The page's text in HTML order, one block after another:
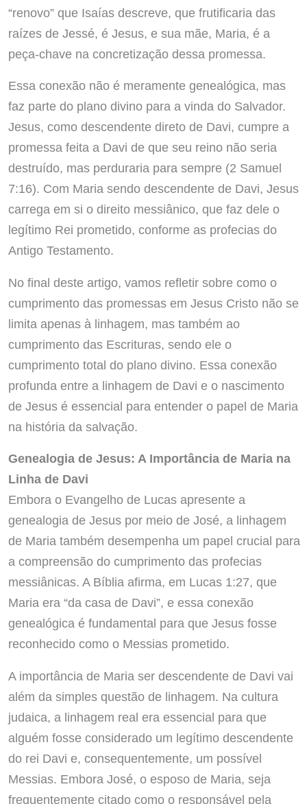
“renovo” que Isaías descreve, que frutificaria das
raízes de Jessé, é Jesus, e sua mãe, Maria, é a
peça-chave na concretização dessa promessa.
Essa conexão não é meramente genealógica, mas
faz parte do plano divino para a vinda do Salvador.
Jesus, como descendente direto de Davi, cumpre a
promessa feita a Davi de que seu reino não seria
destruído, mas perduraria para sempre (2 Samuel
7:16). Com Maria sendo descendente de Davi, Jesus
carrega em si o direito messiânico, que faz dele o
legítimo Rei prometido, conforme as profecias do
Antigo Testamento.
No final deste artigo, vamos refletir sobre como o
cumprimento das promessas em Jesus Cristo não se
limita apenas à linhagem, mas também ao
cumprimento das Escrituras, sendo ele o
cumprimento total do plano divino. Essa conexão
profunda entre a linhagem de Davi e o nascimento
de Jesus é essencial para entender o papel de Maria
na história da salvação.
Genealogia de Jesus: A Importância de Maria na
Linha de Davi
Embora o Evangelho de Lucas apresente a
genealogia de Jesus por meio de José, a linhagem
de Maria também desempenha um papel crucial para
a compreensão do cumprimento das profecias
messiânicas. A Bíblia afirma, em Lucas 1:27, que
Maria era “da casa de Davi”, e essa conexão
genealógica é fundamental para que Jesus fosse
reconhecido como o Messias prometido.
A importância de Maria ser descendente de Davi vai
além da simples questão de linhagem. Na cultura
judaica, a linhagem real era essencial para que
alguém fosse considerado um legítimo descendente
do rei Davi e, consequentemente, um possível
Messias. Embora José, o esposo de Maria, seja
frequentemente citado como o responsável pela